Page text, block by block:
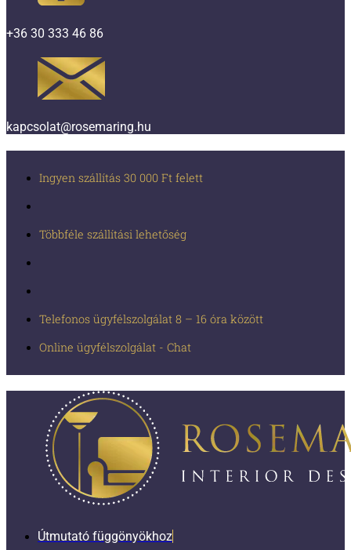
+36 30 333 46 86
kapcsolat@rosemaring.hu
Ingyen szállítás 30 000 Ft felett
Többféle szállítási lehetőség
Telefonos ügyfélszolgálat 8 – 16 óra között
Online ügyfélszolgálat - Chat
Útmutató függönyökhoz